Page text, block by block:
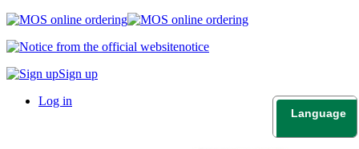
notice
Sign up
Log in
Language
日本語
English